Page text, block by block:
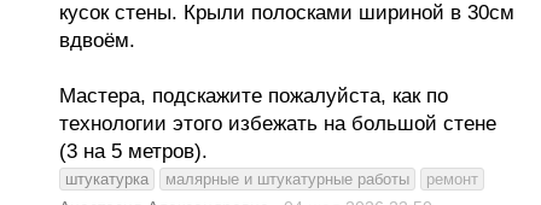
кусок стены. Крыли полосками шириной в 30см
вдвоём.
Мастера, подскажите пожалуйста, как по
технологии этого избежать на большой стене
(3 на 5 метров).
штукатурка малярные и штукатурные работы ремонт